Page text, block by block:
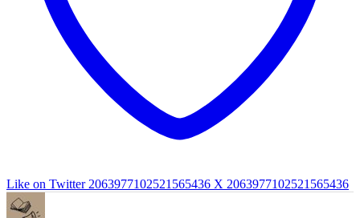
Like on Twitter 2063977102521565436 X 2063977102521565436